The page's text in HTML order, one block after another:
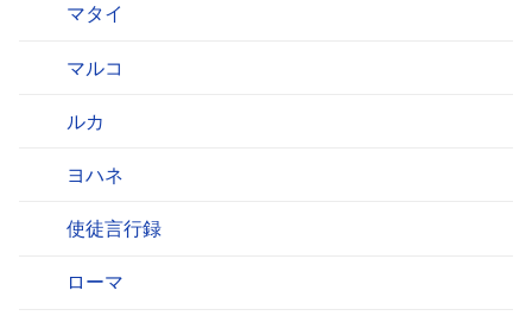
マタイ
マルコ
ルカ
ヨハネ
使徒言行録
ローマ